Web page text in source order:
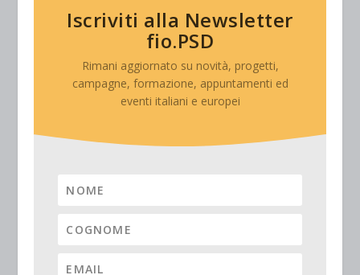
Iscriviti alla Newsletter
fio.PSD
Rimani aggiornato su novità, progetti,
campagne, formazione, appuntamenti ed
eventi italiani e europei